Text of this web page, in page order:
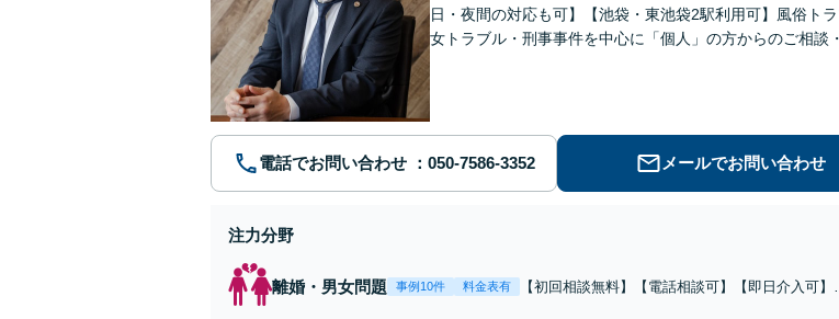
日・夜間の対応も可】【池袋・東池袋2駅利用可】風俗ト
女トラブル・刑事事件を中心に「個人」の方からのご相談
電話でお問い合わせ メールでお問い合わせ
注力分野
離婚・男女問題 事例10件 料金表有
【初回相談無料】【電話相談可】【即日介入可】